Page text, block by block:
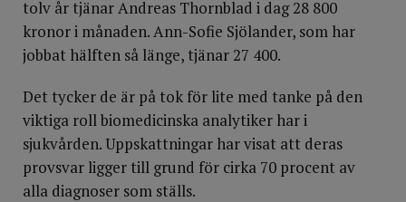
tolv år tjänar Andreas Thornblad i dag 28 800
kronor i månaden. Ann-Sofie Sjölander, som har
jobbat hälften så länge, tjänar 27 400.
Det tycker de är på tok för lite med tanke på den
viktiga roll biomedicinska analytiker har i
sjukvården. Uppskattningar har visat att deras
provsvar ligger till grund för cirka 70 procent av
alla diagnoser som ställs.